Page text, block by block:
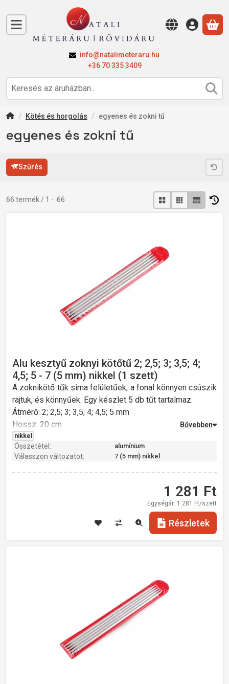
info@natalimeteraru.hu
+36 70 335 3409
A
Kötés és horgolás egyenes és zokni tű
egyenes és zokni tű
Szűrés
Összes termék a kategóriában
66 termék 1 66
Alu kesztyű zoknyi kötőtű 2; 2,5; 3; 3,5; 4;
4,5; 5 - 7 (5 mm) nikkel (1 szett)
A zoknikötő tűk sima felületűek, a fonal könnyen csúszik
rajtuk, és könnyűek. Egy készlet 5 db tűt tartalmaz.
Átmérő: 2; 2,5; 3; 3,5; 4; 4,5; 5 mm
Hossz: 20 cm
Súly: 18 g
nikkel
Összetétel: alumínium
Válasszon változatot: 7 (5 mm) nikkel
1 281 Ft
Egységár: 1 281 Ft/szett
Részletek